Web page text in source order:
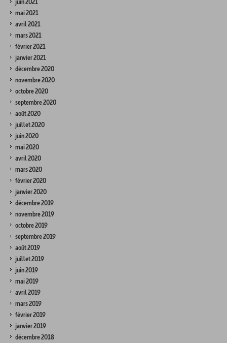
mai 2021
avril 2021
mars 2021
février 2021
janvier 2021
décembre 2020
novembre 2020
octobre 2020
septembre 2020
août 2020
juillet 2020
juin 2020
mai 2020
avril 2020
mars 2020
février 2020
janvier 2020
décembre 2019
novembre 2019
octobre 2019
septembre 2019
août 2019
juillet 2019
juin 2019
mai 2019
avril 2019
mars 2019
février 2019
janvier 2019
décembre 2018